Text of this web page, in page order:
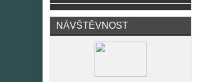
NÁVŠTĚVNOST